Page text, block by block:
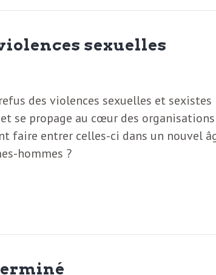
sexuelles
des violences sexuelles et sexistes
se propage au cœur des organisations
faire entrer celles-ci dans un nouvel
hommes ?